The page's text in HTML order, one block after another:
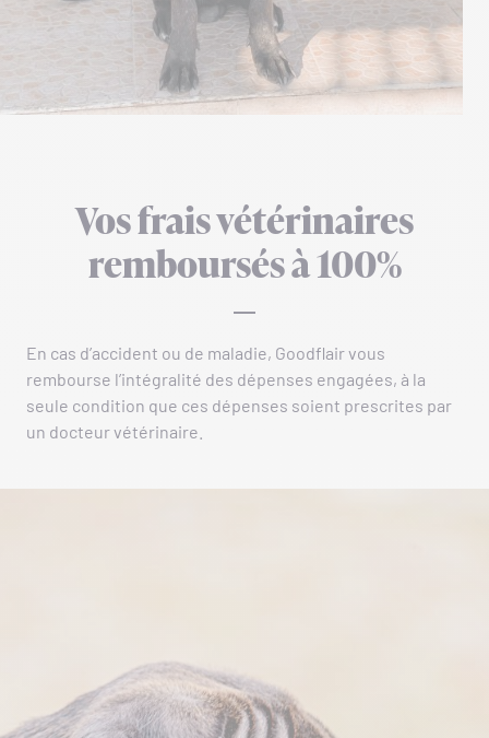
Vos frais vétérinaires
remboursés à 100%
En cas d’accident ou de maladie, Goodflair vous
rembourse l’intégralité des dépenses engagées, à la
seule condition que ces dépenses soient prescrites par
un docteur vétérinaire.